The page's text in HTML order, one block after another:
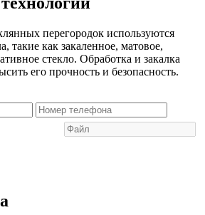
перегородок используются
такие как закаленное, матовое,
стекло. Обработка и закалка
его прочность и безопасность.